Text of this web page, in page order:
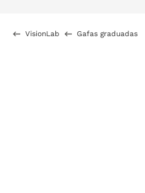
VisionLab Gafas graduadas